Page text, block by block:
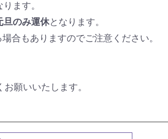
ます。
旦のみ運休となります。
合もありますのでご注意ください。
願いいたします。